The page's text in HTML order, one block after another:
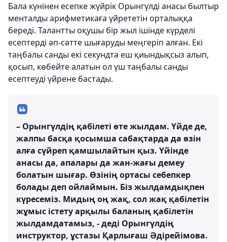
Бала күнінен есепке жүйрік Орынгүлді анасы былтыр
менталды арифметикаға үйрететін орталыққа
береді. Талантты оқушы бір жыл ішінде күрделі
есептерді әп-сәтте шығаруды меңгеріп алған. Екі
таңбалы санды екі секундта еш қиындықсыз алып,
қосып, көбейте алатын ол үш таңбалы санды
есептеуді үйрене бастады.
– Орынгүлдің қабілеті өте жылдам. Үйде де,
жалпы басқа қосымша сабақтарда да өзін
алға сүйреп қамшылайтын қыз. Үйінде
анасы да, апалары да жан-жағы демеу
болатын шығар. Өзінің ортасы себепкер
болады деп ойлаймын. Біз жылдамдықпен
күресеміз. Мидың оң жақ, сол жақ қабілетін
жұмыс істету арқылы баланың қабілетін
жылдамдатамыз, - деді Орынгүлдің
инструктор, ұстазы Қарлығаш Әдірейімова.